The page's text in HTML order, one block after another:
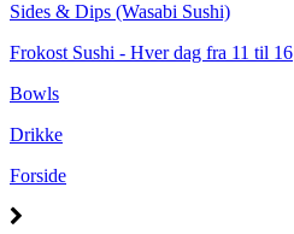
Sides & Dips (Wasabi Sushi)
Frokost Sushi - Hver dag fra 11 til 16
Bowls
Drikke
Forside